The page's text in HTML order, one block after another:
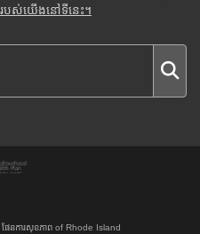
ស់យើងនៅទីនេះ។
ែនការសុខភាព of Rhode Island